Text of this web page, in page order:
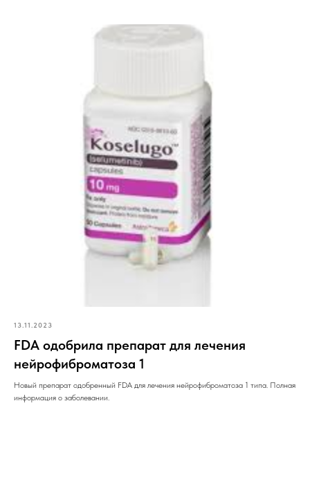
13.11.2023
FDA одобрила препарат для лечения
нейрофиброматоза 1
Новый препарат одобренный FDA для лечения нейрофиброматоза 1 типа. Полная
информация о заболевании.